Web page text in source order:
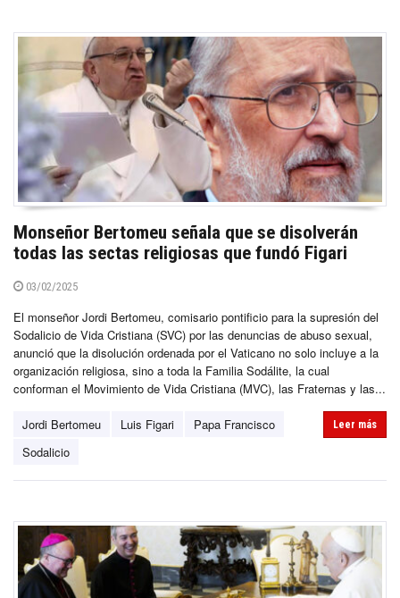
Monseñor Bertomeu señala que se disolverán
todas las sectas religiosas que fundó Figari
03/02/2025
El monseñor Jordi Bertomeu, comisario pontificio para la supresión del
Sodalicio de Vida Cristiana (SVC) por las denuncias de abuso sexual,
anunció que la disolución ordenada por el Vaticano no solo incluye a la
organización religiosa, sino a toda la Familia Sodálite, la cual
conforman el Movimiento de Vida Cristiana (MVC), las Fraternas y las...
Jordi Bertomeu Luis Figari
Papa Francisco
Sodalicio
Leer más